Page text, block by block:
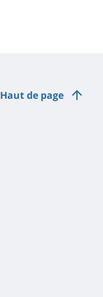
Haut de page